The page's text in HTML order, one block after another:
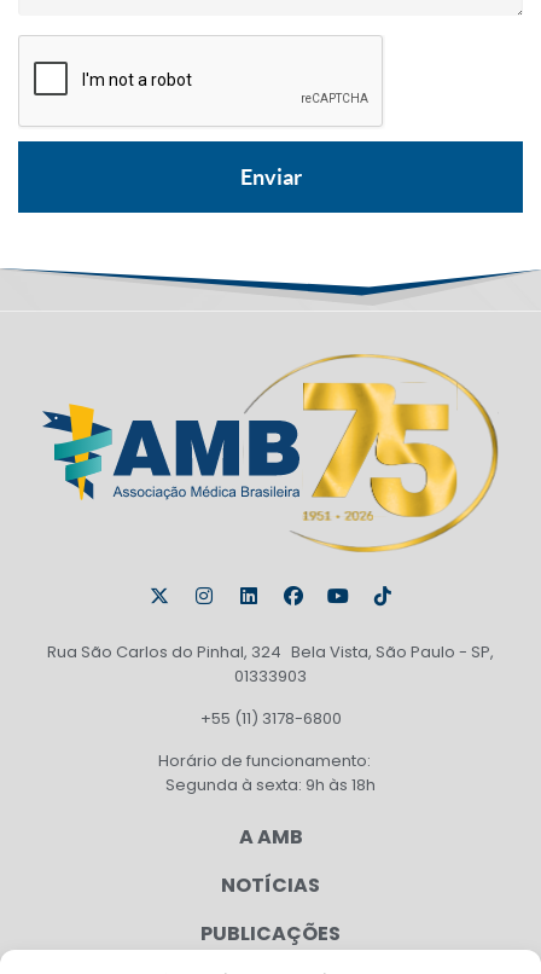
Rua São Carlos do Pinhal, 324 Bela Vista, São Paulo - SP,
01333903
+55 (11) 3178-6800
Horário de funcionamento:
Segunda à sexta: 9h às 18h
A AMB
NOTÍCIAS
PUBLICAÇÕES